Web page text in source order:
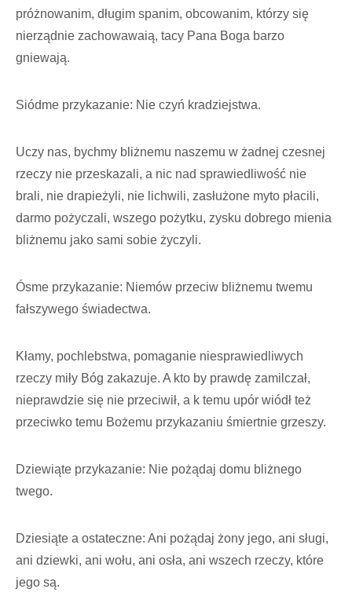
próżnowanim, długim spanim, obcowanim, którzy się
nierządnie zachowawaią, tacy Pana Boga barzo
gniewają.
Siódme przykazanie: Nie czyń kradziejstwa.
Uczy nas, bychmy bliżnemu naszemu w żadnej czesnej
rzeczy nie przeskazali, a nic nad sprawiedliwość nie
brali, nie drapieżyli, nie lichwili, zasłużone myto płacili,
darmo pożyczali, wszego pożytku, zysku dobrego mienia
bliżnemu jako sami sobie życzyli.
Ósme przykazanie: Niemów przeciw bliżnemu twemu
fałszywego świadectwa.
Kłamy, pochlebstwa, pomaganie niesprawiedliwych
rzeczy miły Bóg zakazuje. A kto by prawdę zamilczał,
nieprawdzie się nie przeciwił, a k temu upór wiódł też
przeciwko temu Bożemu przykazaniu śmiertnie grzeszy.
Dziewiąte przykazanie: Nie pożądaj domu bliżnego
twego.
Dziesiąte a ostateczne: Ani pożądaj żony jego, ani sługi,
ani dziewki, ani wołu, ani osła, ani wszech rzeczy, które
jego są.